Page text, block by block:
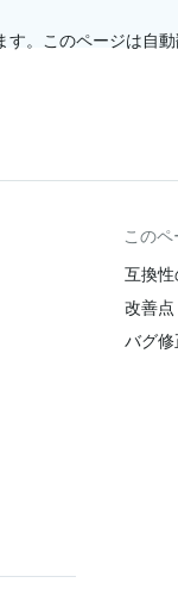
。このページは自動
この
互換性
改善点
バグ修